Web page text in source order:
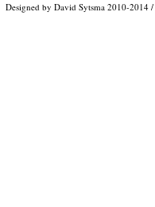
Designed by David Sytsma 2010-2014 /